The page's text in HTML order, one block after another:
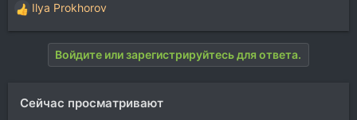
Р
е
и
Ilya Prokhorov
Войдите или зарегистрируйтесь для ответа.
Сейчас просматривают